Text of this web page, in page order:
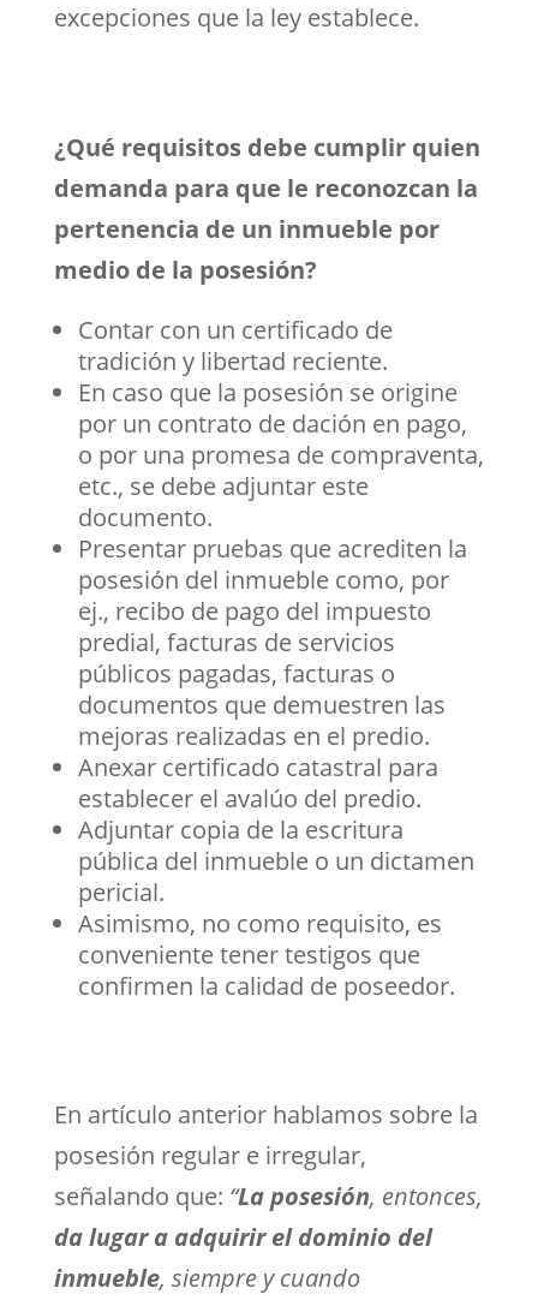
excepciones que la ley establece.
¿Qué requisitos debe cumplir quien
demanda para que le reconozcan la
pertenencia de un inmueble por
medio de la posesión?
Contar con un certificado de
tradición y libertad reciente.
En caso que la posesión se origine
por un contrato de dación en pago,
o por una promesa de compraventa,
etc., se debe adjuntar este
documento.
Presentar pruebas que acrediten la
posesión del inmueble como, por
ej., recibo de pago del impuesto
predial, facturas de servicios
públicos pagadas, facturas o
documentos que demuestren las
mejoras realizadas en el predio.
Anexar certificado catastral para
establecer el avalúo del predio.
Adjuntar copia de la escritura
pública del inmueble o un dictamen
pericial.
Asimismo, no como requisito, es
conveniente tener testigos que
confirmen la calidad de poseedor.
En artículo anterior hablamos sobre la
posesión regular e irregular,
señalando que: “La posesión, entonces,
da lugar a adquirir el dominio del
inmueble, siempre y cuando